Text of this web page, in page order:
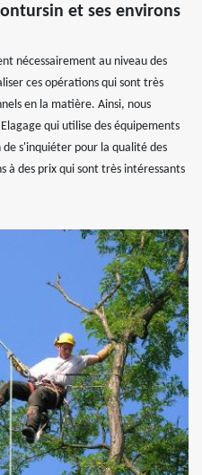
et ses environs
nécessairement au niveau des
ces opérations qui sont très
en la matière. Ainsi, nous
qui utilise des équipements
s'inquiéter pour la qualité des
à des prix qui sont très intéressants